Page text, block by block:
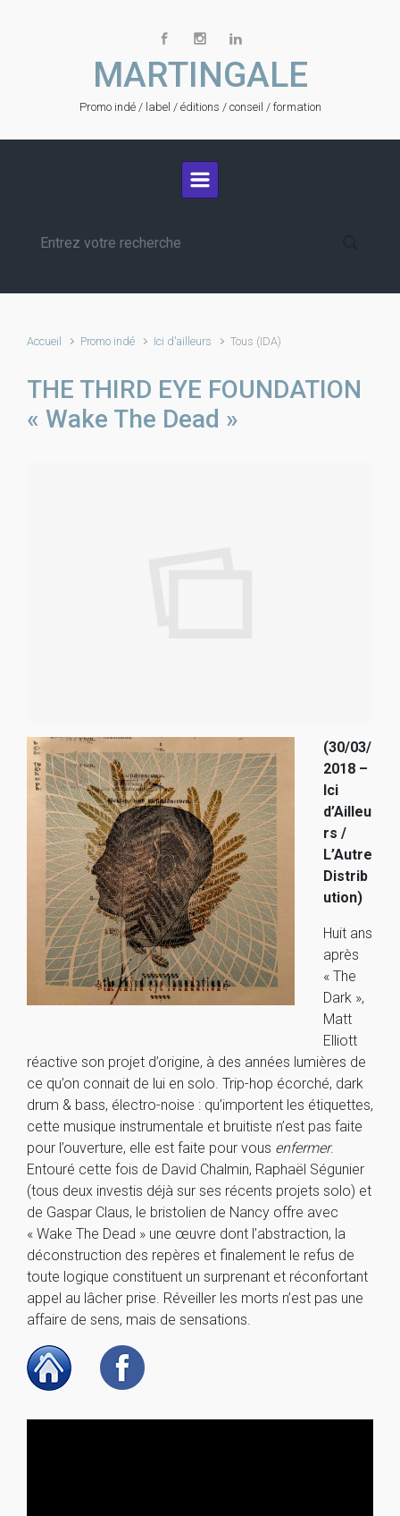
MARTINGALE
Promo indé / label / éditions / conseil / formation
Accueil Promo indé Ici d'ailleurs Tous (IDA)
THE THIRD EYE FOUNDATION
« Wake The Dead »
(30/03/
2018 –
Ici
d’Ailleu
rs /
L’Autre
Distrib
ution)
Huit ans
après
« The
Dark »,
Matt
Elliott
réactive son projet d’origine, à des années lumières de
ce qu’on connait de lui en solo. Trip-hop écorché, dark
drum & bass, électro-noise : qu’importent les étiquettes,
cette musique instrumentale et bruitiste n’est pas faite
pour l’ouverture, elle est faite pour vous enfermer.
Entouré cette fois de David Chalmin, Raphaël Ségunier
(tous deux investis déjà sur ses récents projets solo) et
de Gaspar Claus, le bristolien de Nancy offre avec
« Wake The Dead » une œuvre dont l’abstraction, la
déconstruction des repères et finalement le refus de
toute logique constituent un surprenant et réconfortant
appel au lâcher prise. Réveiller les morts n’est pas une
affaire de sens, mais de sensations.